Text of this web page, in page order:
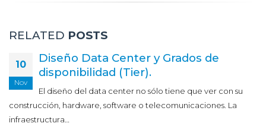
RELATED POSTS
10
Nov
Diseño Data Center y Grados de
disponibilidad (Tier).
El diseño del data center no sólo tiene que ver con su
construcción, hardware, software o telecomunicaciones. La
infraestructura…